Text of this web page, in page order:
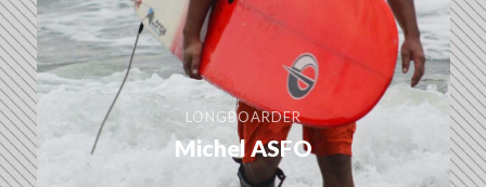
LONGBOARDER
Michel ASFO